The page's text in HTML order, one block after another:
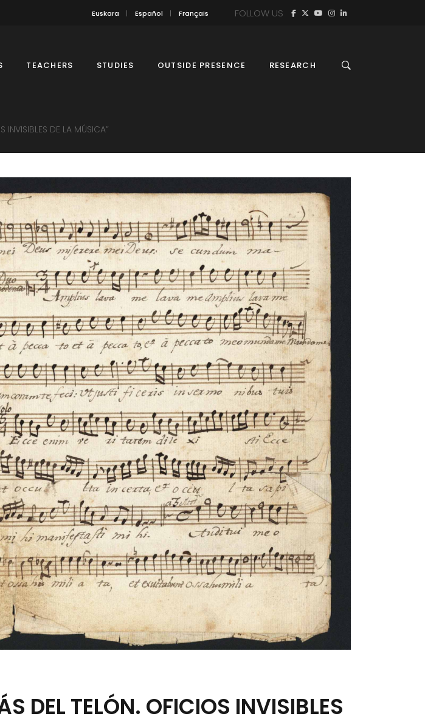
Euskara Español Français FOLLOW US
TEACHERS STUDIES OUTSIDE PRESENCE RESEARCH
INVISIBLES DE LA MÚSICA”
DEL TELÓN. OFICIOS INVISIBLES